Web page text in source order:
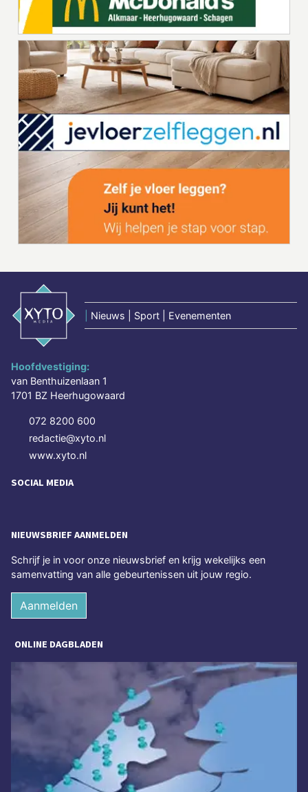
Nieuws | Sport | Evenementen
Hoofdvestiging:
van Benthuizenlaan 1
1701 BZ Heerhugowaard
072 8200 600
redactie@xyto.nl
www.xyto.nl
SOCIAL MEDIA
NIEUWSBRIEF AANMELDEN
Schrijf je in voor onze nieuwsbrief en krijg wekelijks een
samenvatting van alle gebeurtenissen uit jouw regio.
Aanmelden
ONLINE DAGBLADEN